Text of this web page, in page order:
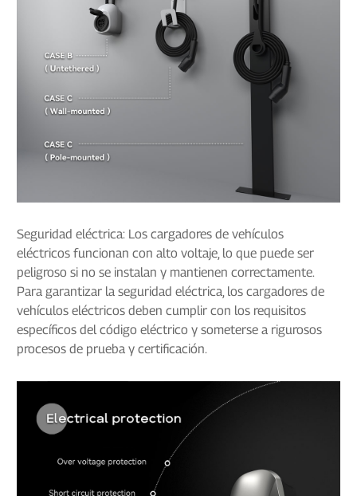
Seguridad eléctrica: Los cargadores de vehículos
eléctricos funcionan con alto voltaje, lo que puede ser
peligroso si no se instalan y mantienen correctamente.
Para garantizar la seguridad eléctrica, los cargadores de
vehículos eléctricos deben cumplir con los requisitos
específicos del código eléctrico y someterse a rigurosos
procesos de prueba y certificación.